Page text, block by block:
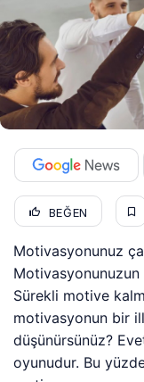
BEĞEN
Motivasyonunuz
Sürekli motive
motivasyonun bir
düşünürsünüz?
oyunudur. Bu